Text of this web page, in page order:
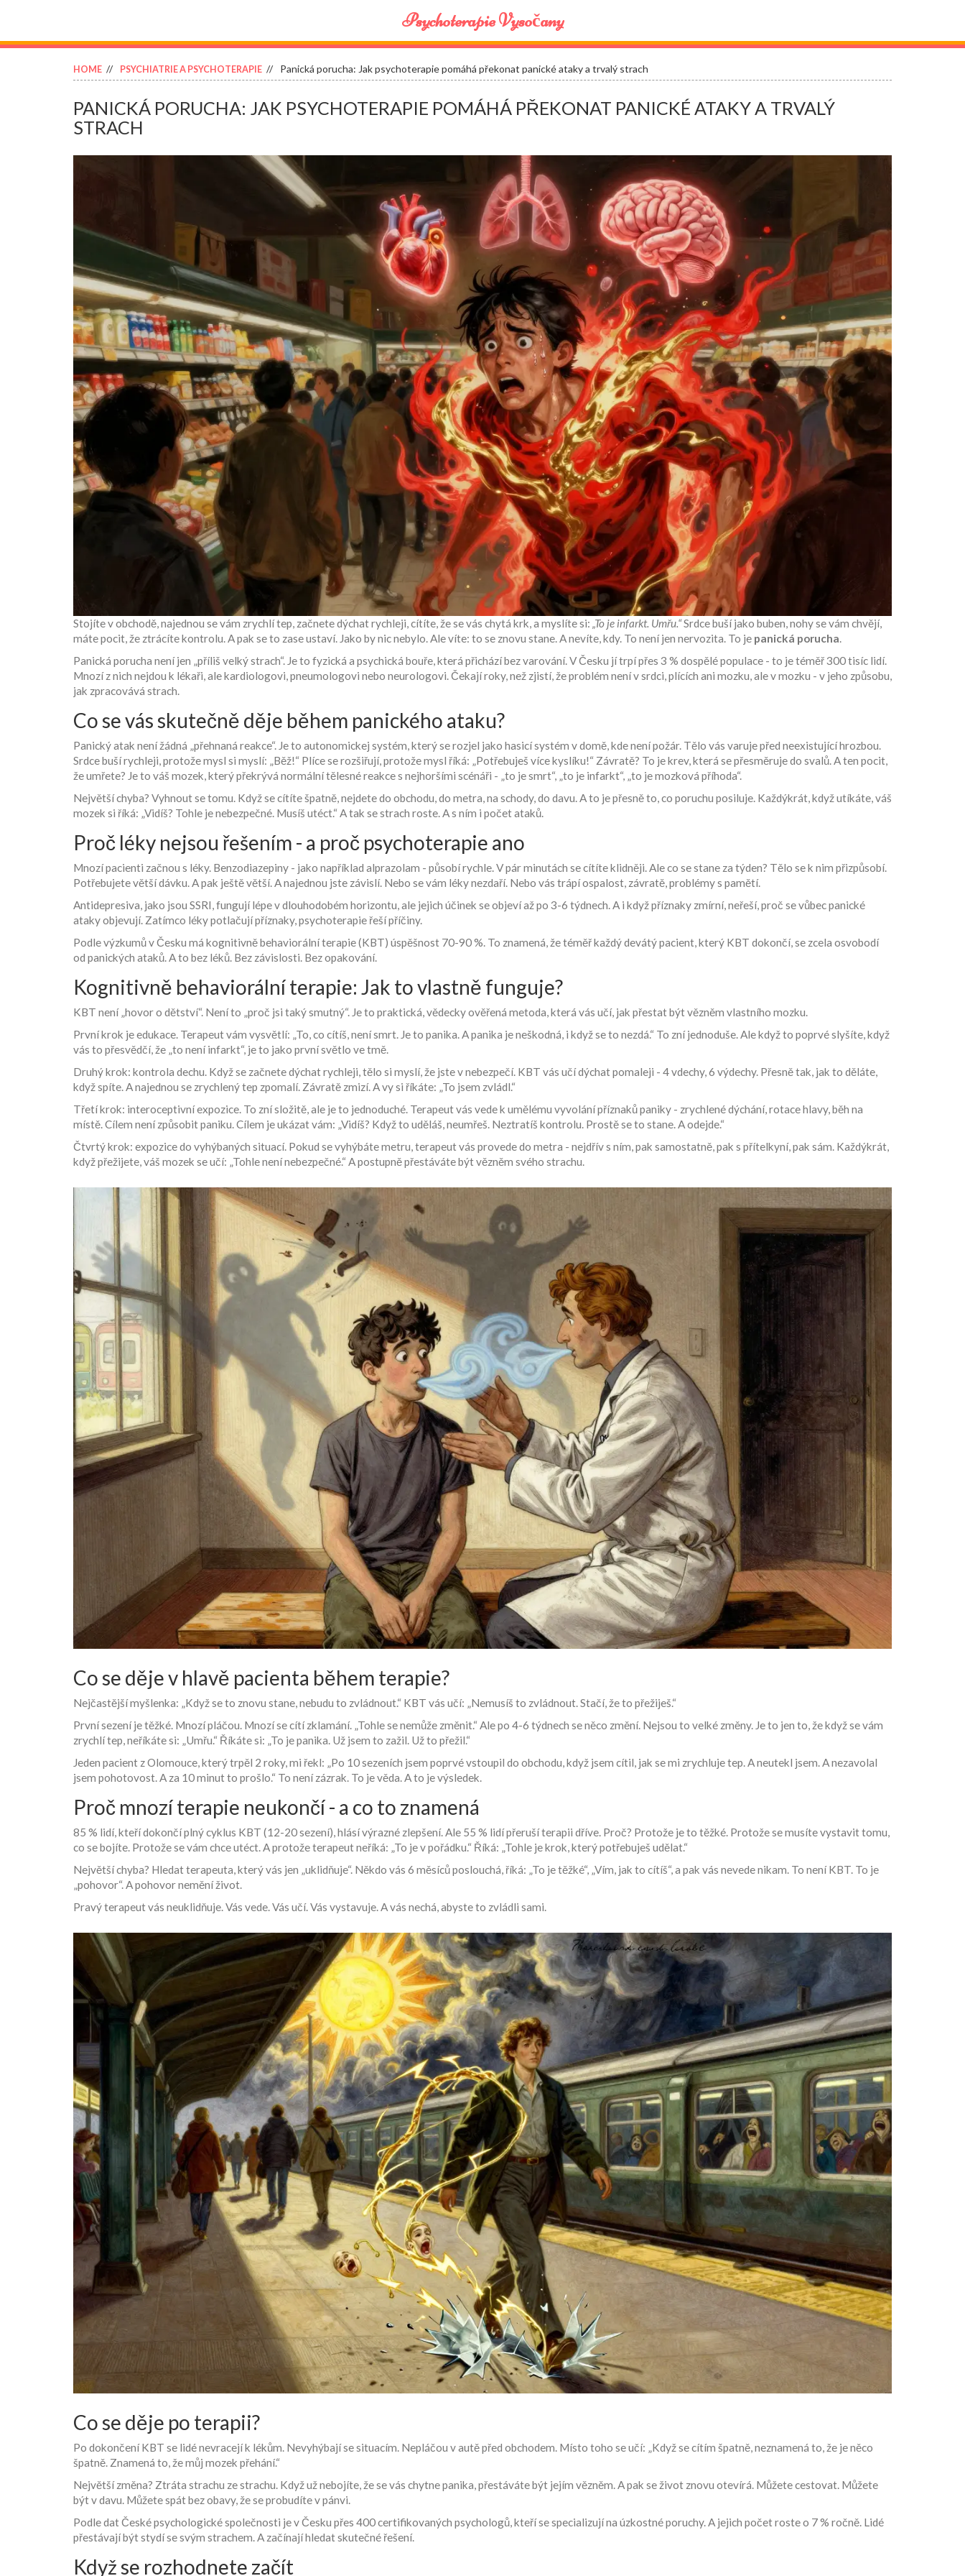
Psychoterapie Vysočany
HOME PSYCHIATRIE A PSYCHOTERAPIE Panická porucha: Jak psychoterapie pomáhá překonat panické ataky a trvalý strach
PANICKÁ PORUCHA: JAK PSYCHOTERAPIE POMÁHÁ PŘEKONAT PANICKÉ ATAKY A TRVALÝ
STRACH
Stojíte v obchodě, najednou se vám zrychlí tep, začnete dýchat rychleji, cítíte, že se vás chytá krk, a myslíte si: „To je infarkt. Umřu.“Srdce buší jako buben, nohy se vám chvějí,
máte pocit, že ztrácíte kontrolu. A pak se to zase ustaví. Jako by nic nebylo. Ale víte: to se znovu stane. A nevíte, kdy. To není jen nervozita. To je panická porucha.
Panická porucha není jen „příliš velký strach“. Je to fyzická a psychická bouře, která přichází bez varování. V Česku jí trpí přes 3 % dospělé populace - to je téměř 300 tisíc lidí.
Mnozí z nich nejdou k lékaři, ale kardiologovi, pneumologovi nebo neurologovi. Čekají roky, než zjistí, že problém není v srdci, plících ani mozku, ale v mozku - v jeho způsobu,
jak zpracovává strach.
Co se vás skutečně děje během panického ataku?
Panický atak není žádná „přehnaná reakce“. Je to autonomickej systém, který se rozjel jako hasicí systém v domě, kde není požár. Tělo vás varuje před neexistující hrozbou.
Srdce buší rychleji, protože mysl si myslí: „Běž!“ Plíce se rozšiřují, protože mysl říká: „Potřebuješ více kyslíku!“ Závratě? To je krev, která se přesměruje do svalů. A ten pocit,
že umřete? Je to váš mozek, který překrývá normální tělesné reakce s nejhoršími scénáři - „to je smrt“, „to je infarkt“, „to je mozková příhoda“.
Největší chyba? Vyhnout se tomu. Když se cítíte špatně, nejdete do obchodu, do metra, na schody, do davu. A to je přesně to, co poruchu posiluje. Každýkrát, když utíkáte, váš
mozek si říká: „Vidíš? Tohle je nebezpečné. Musíš utéct.“ A tak se strach roste. A s ním i počet ataků.
Proč léky nejsou řešením - a proč psychoterapie ano
Mnozí pacienti začnou s léky. Benzodiazepiny - jako například alprazolam - působí rychle. V pár minutách se cítíte klidněji. Ale co se stane za týden? Tělo se k nim přizpůsobí.
Potřebujete větší dávku. A pak ještě větší. A najednou jste závislí. Nebo se vám léky nezdaří. Nebo vás trápí ospalost, závratě, problémy s pamětí.
Antidepresiva, jako jsou SSRI, fungují lépe v dlouhodobém horizontu, ale jejich účinek se objeví až po 3-6 týdnech. A i když příznaky zmírní, neřeší, proč se vůbec panické
ataky objevují. Zatímco léky potlačují příznaky, psychoterapie řeší příčiny.
Podle výzkumů v Česku má kognitivně behaviorální terapie (KBT) úspěšnost 70-90 %. To znamená, že téměř každý devátý pacient, který KBT dokončí, se zcela osvobodí
od panických ataků. A to bez léků. Bez závislosti. Bez opakování.
Kognitivně behaviorální terapie: Jak to vlastně funguje?
KBT není „hovor o dětství“. Není to „proč jsi taký smutný“. Je to praktická, vědecky ověřená metoda, která vás učí, jak přestat být vězněm vlastního mozku.
První krok je edukace. Terapeut vám vysvětlí: „To, co cítíš, není smrt. Je to panika. A panika je neškodná, i když se to nezdá.“ To zní jednoduše. Ale když to poprvé slyšíte, když
vás to přesvědčí, že „to není infarkt“, je to jako první světlo ve tmě.
Druhý krok: kontrola dechu. Když se začnete dýchat rychleji, tělo si myslí, že jste v nebezpečí. KBT vás učí dýchat pomaleji - 4 vdechy, 6 výdechy. Přesně tak, jak to děláte,
když spíte. A najednou se zrychlený tep zpomalí. Závratě zmizí. A vy si říkáte: „To jsem zvládl.“
Třetí krok: interoceptivní expozice. To zní složitě, ale je to jednoduché. Terapeut vás vede k umělému vyvolání příznaků paniky - zrychlené dýchání, rotace hlavy, běh na
místě. Cílem není způsobit paniku. Cílem je ukázat vám: „Vidíš? Když to uděláš, neumřeš. Neztratíš kontrolu. Prostě se to stane. A odejde.“
Čtvrtý krok: expozice do vyhýbaných situací. Pokud se vyhýbáte metru, terapeut vás provede do metra - nejdřív s ním, pak samostatně, pak s přítelkyní, pak sám. Každýkrát,
když přežijete, váš mozek se učí: „Tohle není nebezpečné.“ A postupně přestáváte být vězněm svého strachu.
Co se děje v hlavě pacienta během terapie?
Nejčastější myšlenka: „Když se to znovu stane, nebudu to zvládnout.“ KBT vás učí: „Nemusíš to zvládnout. Stačí, že to přežiješ.“
První sezení je těžké. Mnozí pláčou. Mnozí se cítí zklamání. „Tohle se nemůže změnit.“ Ale po 4-6 týdnech se něco změní. Nejsou to velké změny. Je to jen to, že když se vám
zrychlí tep, neříkáte si: „Umřu.“ Říkáte si: „To je panika. Už jsem to zažil. Už to přežil.“
Jeden pacient z Olomouce, který trpěl 2 roky, mi řekl: „Po 10 sezeních jsem poprvé vstoupil do obchodu, když jsem cítil, jak se mi zrychluje tep. A neutekl jsem. A nezavolal
jsem pohotovost. A za 10 minut to prošlo.“ To není zázrak. To je věda. A to je výsledek.
Proč mnozí terapie neukončí - a co to znamená
85 % lidí, kteří dokončí plný cyklus KBT (12-20 sezení), hlásí výrazné zlepšení. Ale 55 % lidí přeruší terapii dříve. Proč? Protože je to těžké. Protože se musíte vystavit tomu,
co se bojíte. Protože se vám chce utéct. A protože terapeut neříká: „To je v pořádku.“ Říká: „Tohle je krok, který potřebuješ udělat.“
Největší chyba? Hledat terapeuta, který vás jen „uklidňuje“. Někdo vás 6 měsíců poslouchá, říká: „To je těžké“, „Vím, jak to cítíš“, a pak vás nevede nikam. To není KBT. To je
„pohovor“. A pohovor nemění život.
Pravý terapeut vás neuklidňuje. Vás vede. Vás učí. Vás vystavuje. A vás nechá, abyste to zvládli sami.
Co se děje po terapii?
Po dokončení KBT se lidé nevracejí k lékům. Nevyhýbají se situacím. Nepláčou v autě před obchodem. Místo toho se učí: „Když se cítím špatně, neznamená to, že je něco
špatně. Znamená to, že můj mozek přehání.“
Největší změna? Ztráta strachu ze strachu. Když už nebojíte, že se vás chytne panika, přestáváte být jejím vězněm. A pak se život znovu otevírá. Můžete cestovat. Můžete
být v davu. Můžete spát bez obavy, že se probudíte v pánvi.
Podle dat České psychologické společnosti je v Česku přes 400 certifikovaných psychologů, kteří se specializují na úzkostné poruchy. A jejich počet roste o 7 % ročně. Lidé
přestávají být stydí se svým strachem. A začínají hledat skutečné řešení.
Když se rozhodnete začít